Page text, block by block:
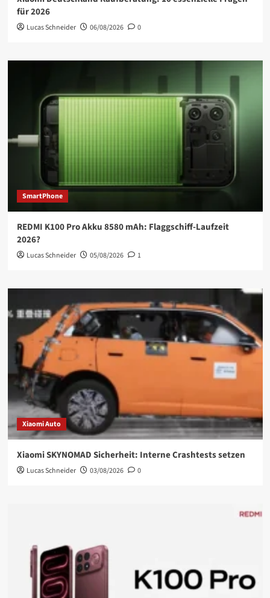
für 2026
Lucas Schneider 06/08/2026 0
SmartPhone
REDMI K100 Pro Akku 8580 mAh: Flaggschiff-Laufzeit
2026?
Lucas Schneider 05/08/2026 1
Xiaomi Auto
Xiaomi SKYNOMAD Sicherheit: Interne Crashtests setzen
Lucas Schneider 03/08/2026 0